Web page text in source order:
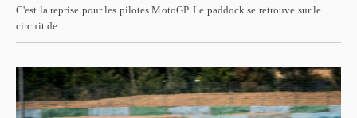
C'est la reprise pour les pilotes MotoGP. Le paddock se retrouve sur le
circuit de…